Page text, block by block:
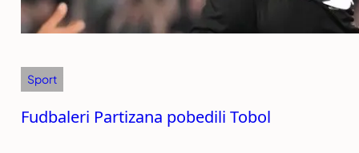
Sport
Fudbaleri Partizana pobedili Tobol